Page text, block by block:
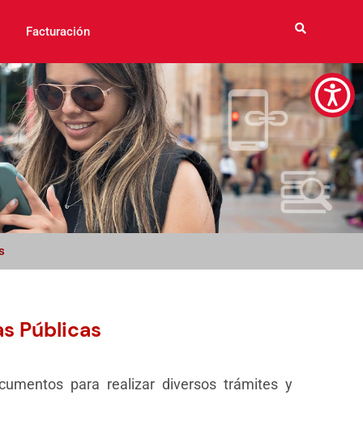
Facturación
Públicas
para realizar diversos trámites y